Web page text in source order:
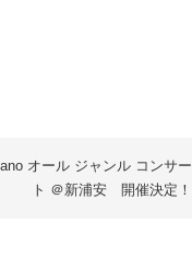
オール ジャンル コンサー
ト ＠新浦安 開催決定！